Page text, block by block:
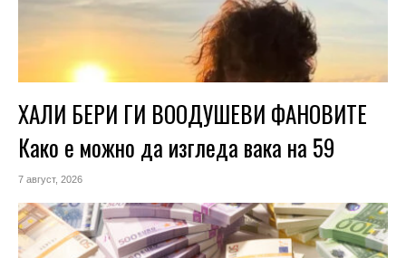
ХАЛИ БЕРИ ГИ ВООДУШЕВИ ФАНОВИТЕ
Како е можно да изгледа вака на 59
7 август, 2026